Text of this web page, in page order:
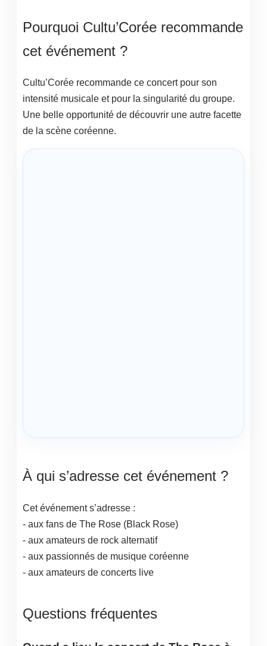
Pourquoi Cultu’Corée recommande
cet événement ?
Cultu’Corée recommande ce concert pour son
intensité musicale et pour la singularité du groupe.
Une belle opportunité de découvrir une autre facette
de la scène coréenne.
À qui s’adresse cet événement ?
Cet événement s’adresse :
- aux fans de The Rose (Black Rose)
- aux amateurs de rock alternatif
- aux passionnés de musique coréenne
- aux amateurs de concerts live
Questions fréquentes